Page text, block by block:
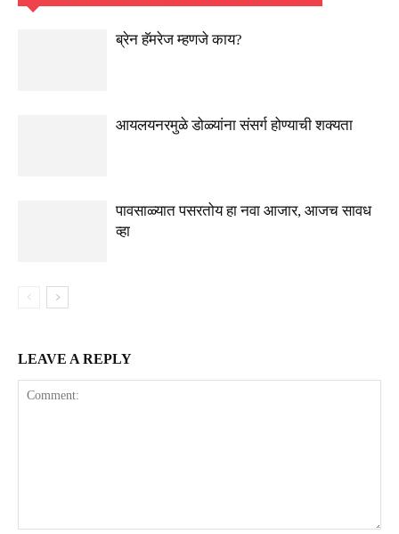
ब्रेन हॅमरेज म्हणजे काय?
आयलयनरमुळे डोळ्यांना संसर्ग होण्याची शक्यता
पावसाळ्यात पसरतोय हा नवा आजार, आजच सावध
व्हा
LEAVE A REPLY